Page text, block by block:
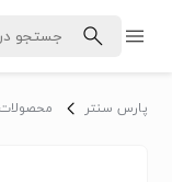
پارس سنتر محصولات